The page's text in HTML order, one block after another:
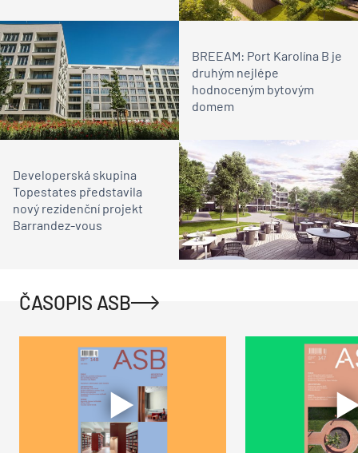
BREEAM: Port Karolína B je
druhým nejlépe
hodnoceným bytovým
domem
Developerská skupina
Topestates představila
nový rezidenční projekt
Barrandez-vous
ČASOPIS ASB